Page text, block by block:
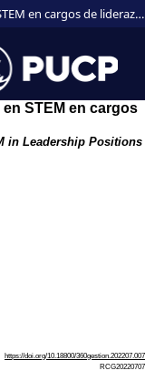
Experiencias y estrategias de mujeres en STEM en cargos de liderazgo e híbridos en el sector TI